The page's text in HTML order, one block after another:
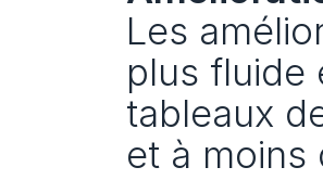
Les
plus fluide
tableaux
et à